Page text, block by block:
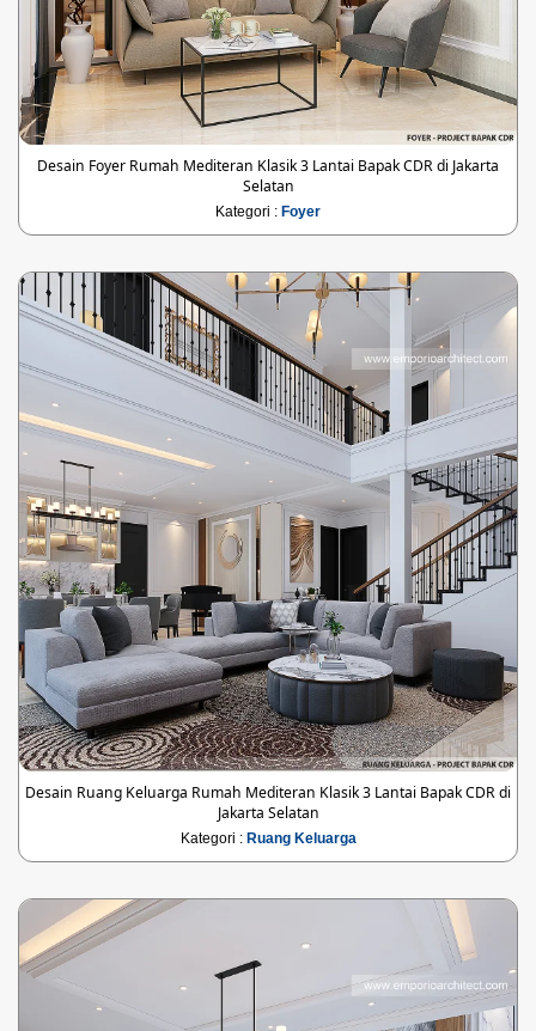
Desain Foyer Rumah Mediteran Klasik 3 Lantai Bapak CDR di Jakarta
Selatan
Kategori : Foyer
Desain Ruang Keluarga Rumah Mediteran Klasik 3 Lantai Bapak CDR di
Jakarta Selatan
Kategori : Ruang Keluarga